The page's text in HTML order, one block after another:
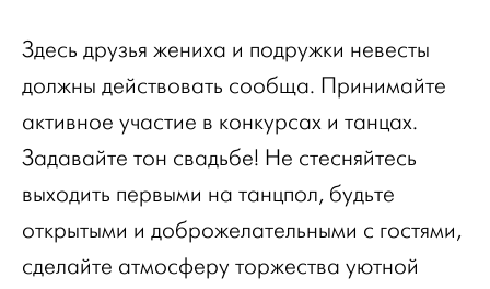
Здесь друзья жениха и подружки невесты
должны действовать сообща. Принимайте
активное участие в конкурсах и танцах.
Задавайте тон свадьбе! Не стесняйтесь
выходить первыми на танцпол, будьте
открытыми и доброжелательными с гостями,
сделайте атмосферу торжества уютной